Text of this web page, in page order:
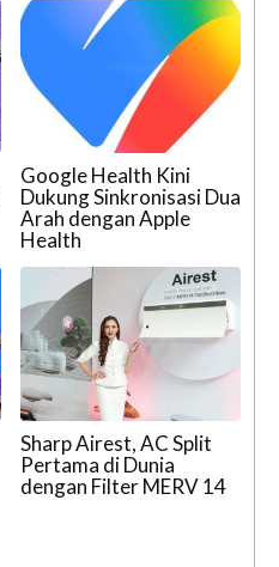
Google Health Kini
Dukung Sinkronisasi Dua
Arah dengan Apple
Health
Sharp Airest, AC Split
Pertama di Dunia
dengan Filter MERV 14